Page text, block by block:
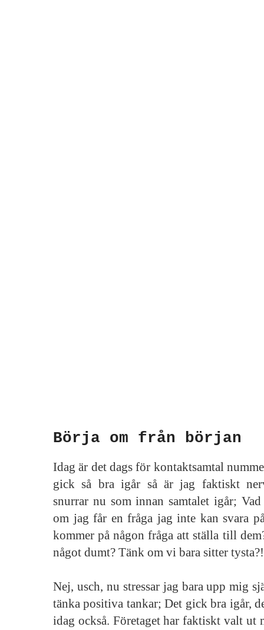
Börja om från början
Idag är det dags för kontaktsamtal
gick så bra igår så är jag faktiskt
snurrar nu som innan samtalet igår;
om jag får en fråga jag inte kan svara
kommer på någon fråga att ställa till
något dumt? Tänk om vi bara sitter tysta?!
Nej, usch, nu stressar jag bara upp mig
tänka positiva tankar; Det gick bra igår,
idag också. Företaget har faktiskt valt ut